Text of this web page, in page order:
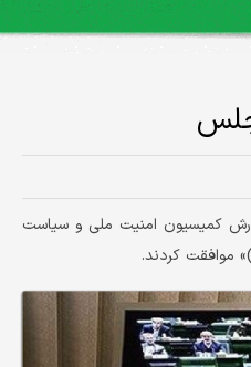
کمیسیون امنیت ملی و سیاست
موافقت کردند.